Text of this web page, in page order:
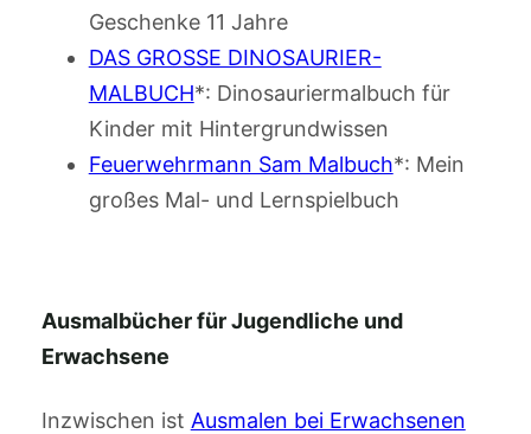
Geschenke 11 Jahre
DAS GROSSE DINOSAURIER-
MALBUCH*: Dinosauriermalbuch für
Kinder mit Hintergrundwissen
Feuerwehrmann Sam Malbuch*: Mein
großes Mal- und Lernspielbuch
Ausmalbücher für Jugendliche und
Erwachsene
Inzwischen ist Ausmalen bei Erwachsenen